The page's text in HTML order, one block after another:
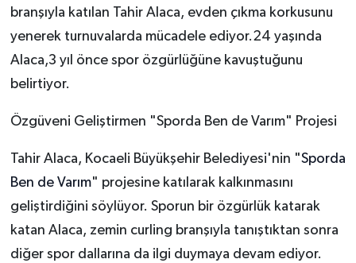
branşıyla katılan Tahir Alaca, evden çıkma korkusunu
yenerek turnuvalarda mücadele ediyor.24 yaşında
Alaca,3 yıl önce spor özgürlüğüne kavuştuğunu
belirtiyor.
Özgüveni Geliştirmen "Sporda Ben de Varım" Projesi
Tahir Alaca, Kocaeli Büyükşehir Belediyesi'nin "Sporda
Ben de Varım" projesine katılarak kalkınmasını
geliştirdiğini söylüyor. Sporun bir özgürlük katarak
katan Alaca, zemin curling branşıyla tanıştıktan sonra
diğer spor dallarına da ilgi duymaya devam ediyor.